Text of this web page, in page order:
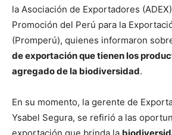
la Asociación de Exportadores
Promoción del Perú para la
(Promperú), quienes informaron
de exportación que tienen los
agregado de la biodiversidad.
En su momento, la gerente de
Ysabel Segura, se refirió a las